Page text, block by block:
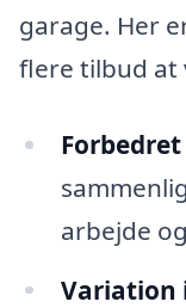
garage. Her
flere tilbud at
arbejde
Variation